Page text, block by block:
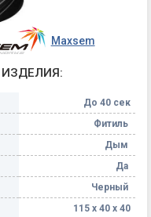
Maxsem
До 40 сек
Фитиль
Дым
Да
Черный
115 х 40 х 40